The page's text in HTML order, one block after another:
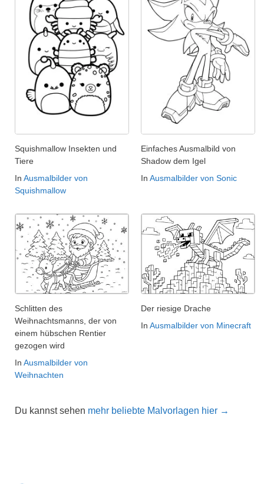
Squishmallow Insekten und
Tiere
In Ausmalbilder von
Squishmallow
Einfaches Ausmalbild von
Shadow dem Igel
In Ausmalbilder von Sonic
Schlitten des
Weihnachtsmanns, der von
einem hübschen Rentier
gezogen wird
In Ausmalbilder von
Weihnachten
Der riesige Drache
In Ausmalbilder von Minecraft
Du kannst sehen mehr beliebte Malvorlagen hier →